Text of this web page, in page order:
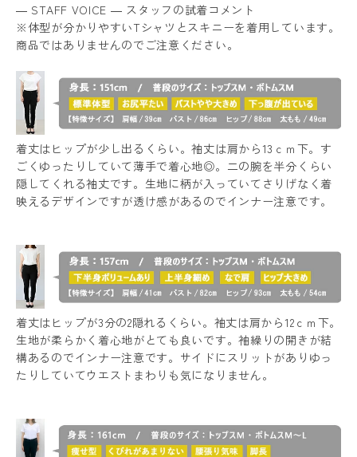
― STAFF VOICE ― スタッフの試着コメント
※体型が分かりやすいTシャツとスキニーを着用しています。
商品ではありませんのでご注意ください。
着丈はヒップが少し出るくらい。袖丈は肩から13ｃｍ下。す
ごくゆったりしていて薄手で着心地◎。二の腕を半分くらい
隠してくれる袖丈です。生地に柄が入っていてさりげなく着
映えるデザインですが透け感があるのでインナー注意です。
着丈はヒップが3分の2隠れるくらい。袖丈は肩から12ｃｍ下。
生地が柔らかく着心地がとても良いです。袖繰りの開きが結
構あるのでインナー注意です。サイドにスリットがありゆっ
たりしていてウエストまわりも気になりません。